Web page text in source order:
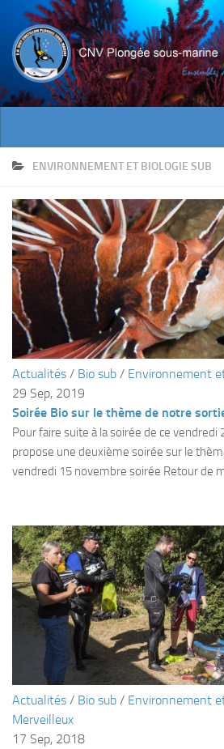
ACTUALITES
INFOS CNV
Bienvenue
Contacts
Documents utiles
Encadrement
Historique
ECOLE DE PLONGEE
Jeune plongeur
Plongeur N3
Maintien des acquis
Guide de palanquée N4
Initiateur
Moniteur Fédéral
Organisation
Responsables
Fosse
ENVIRONNEMENT ET BIOLOGIE SUB
Actualités / Bio sub / Environnement
29 Sep, 2019
Soirée Bio sur le thème de notre
Pour faire suite à la soirée de ce vendredi
propose une deuxième soirée sur le
vendredi 15 novembre soirée Retour de
Actualités / Bio sub / Environnement
Merveilleux
17 Sep, 2018